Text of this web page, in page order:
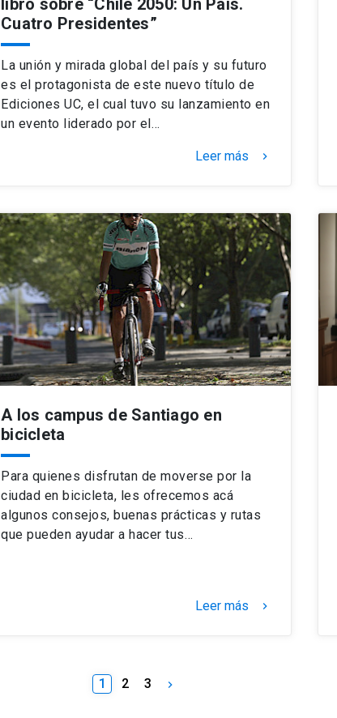
libro sobre “Chile 2050: Un País.
Cuatro Presidentes”
La unión y mirada global del país y su futuro
es el protagonista de este nuevo título de
Ediciones UC, el cual tuvo su lanzamiento en
un evento liderado por el…
Leer más keyboard_arrow_right
A los campus de Santiago en
bicicleta
Para quienes disfrutan de moverse por la
ciudad en bicicleta, les ofrecemos acá
algunos consejos, buenas prácticas y rutas
que pueden ayudar a hacer tus…
Leer más keyboard_arrow_right
1 2 3 keyboard_arrow_right